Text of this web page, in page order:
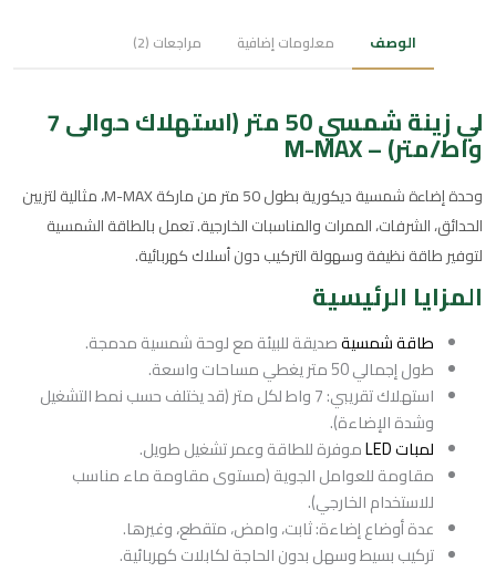
الوصف معلومات إضافية مراجعات (2)
لي زينة شمسي 50 متر (استهلاك حوالى 7
واط/متر) – M-MAX
وحدة إضاءة شمسية ديكورية بطول 50 متر من ماركة M-MAX، مثالية لتزيين
الحدائق، الشرفات، الممرات والمناسبات الخارجية. تعمل بالطاقة الشمسية
لتوفير طاقة نظيفة وسهولة التركيب دون أسلاك كهربائية.
المزايا الرئيسية
طاقة شمسيةصديقة للبيئة مع لوحة شمسية مدمجة.
طول إجمالي 50 متر يغطي مساحات واسعة.
استهلاك تقريبي: 7 واط لكل متر (قد يختلف حسب نمط التشغيل
وشدة الإضاءة).
لمبات LED
موفرة للطاقة وعمر تشغيل طويل.
مقاومة للعوامل الجوية (مستوى مقاومة ماء مناسب
للاستخدام الخارجي).
عدة أوضاع إضاءة: ثابت، وامض، متقطع، وغيرها.
تركيب بسيط وسهل بدون الحاجة لكابلات كهربائية.